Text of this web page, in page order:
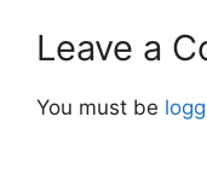
Leave a
You must be